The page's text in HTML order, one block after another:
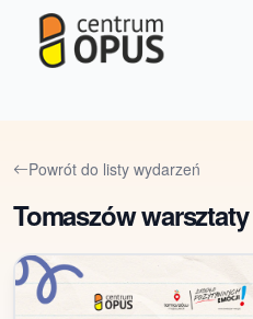
Powrót do listy wydarzeń
Tomaszów